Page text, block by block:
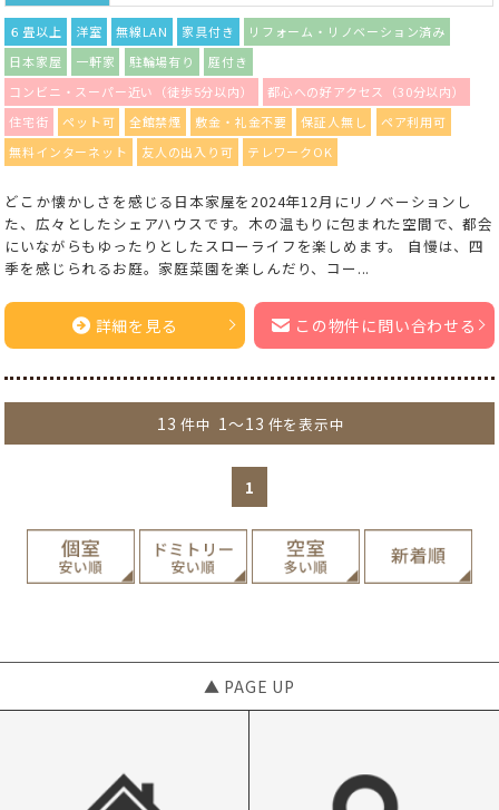
６畳以上 洋室 無線LAN 家具付き
リフォーム・リノベーション済み
日本家屋
一軒家 駐輪場有り
庭付き
コンビニ・スーパー近い（徒歩5分以内）
都心への好アクセス（30分以内）
住宅街
ペット可 全館禁煙 敷金・礼金不要 保証人無し
ペア利用可
無料インターネット
友人の出入り可 テレワークOK
どこか懐かしさを感じる日本家屋を2024年12月にリノベーションし
た、広々としたシェアハウスです。木の温もりに包まれた空間で、都会
にいながらもゆったりとしたスローライフを楽しめます。 自慢は、四
季を感じられるお庭。家庭菜園を楽しんだり、コー...
詳細を見る この物件に問い合わせる
13 件中 1～13 件を表示中
1
▲ PAGE UP